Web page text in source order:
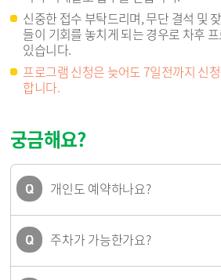
신중한 접수 부탁드리며, 무단 결석 및
들이 기회를 놓치게 되는 경우로 차후
있습니다.
프로그램 신청은 늦어도 7일전까지 신
합니다.
궁금해요?
개인도 예약하나요?
주차가 가능한가요?